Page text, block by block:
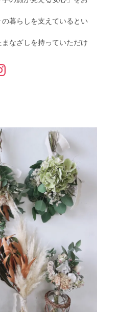
暮らしを支えているとい
なざしを持っていただけ